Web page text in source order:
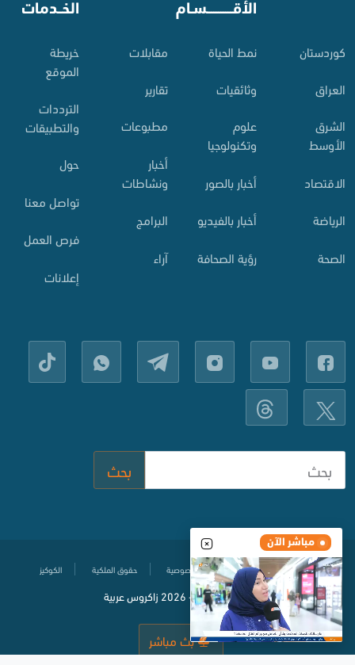
مباشر الآن
کوردستان
العراق
الشرق
الأوسط
الاقتصاد
الرياضة
الصحة
الأقـــــــــــسـام
نمط الحياة
وثائقيات
علوم
وتكنولوجيا
أخبار بالصور
أخبار بالفيديو
رؤية الصحافة
مقابلات
تقارير
مطبوعات
أخبار
ونشاطات
البرامج
آراء
الخــدمات
خريطة
الموقع
الترددات
والتطبيقات
حول
تواصل معنا
فرص العمل
إعلانات
بحث
مركز المساعدة سياسة حماية الخصوصية حقوق الملكية الكوكيز
© جميع الحقوق محفوظة2020- 2026 زاكروس عربية
بث مباشر